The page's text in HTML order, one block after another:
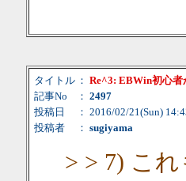
タイトル ： Re^3: EBWin初心者
記事No
： 2497
投稿日
： 2016/02/21(Sun)
投稿者
： sugiyama
> > 7) こ